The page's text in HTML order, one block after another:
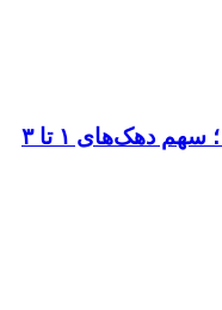
افزایش قابل توجه یارانه آذر ۱۴۰۴؛ سهم دهک‌های ۱ تا ۳